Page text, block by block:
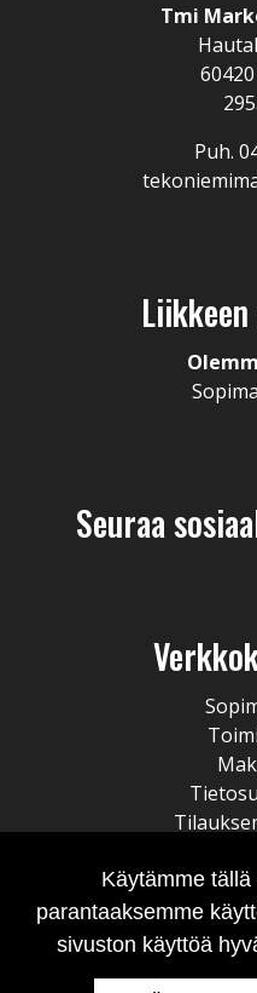
Tmi
Puh.
Seuraa
Käytämme
parantaaksemme
sivuston käyttöä